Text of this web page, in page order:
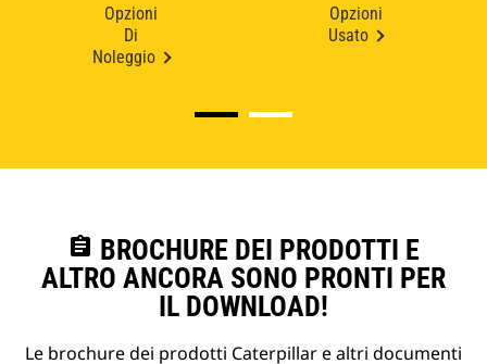
Opzioni
Di
Noleggio
Opzioni
Usato
assignment BROCHURE DEI PRODOTTI E
ALTRO ANCORA SONO PRONTI PER
IL DOWNLOAD!
Le brochure dei prodotti Caterpillar e altri documenti